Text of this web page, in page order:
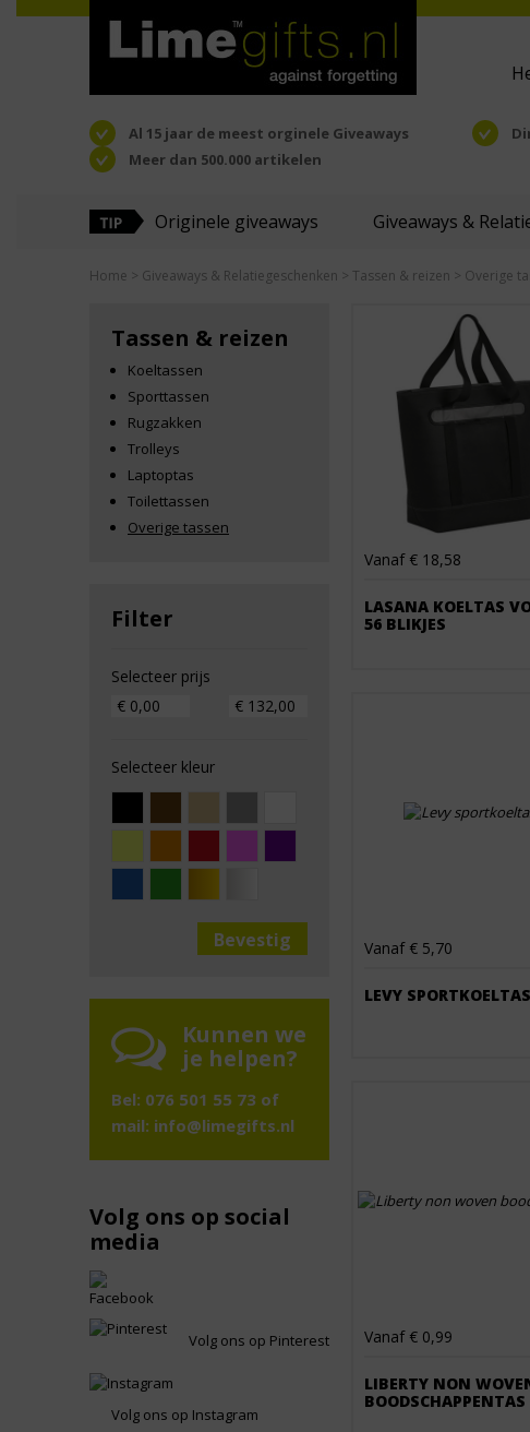
Al 15 jaar de meest orginele Giveaways
Meer dan 500.000 artikelen
Originele giveaways Giveaways &
Home > Giveaways & Relatiegeschenken > Tassen & reizen > Overige
Tassen & reizen
Koeltassen
Sporttassen
Rugzakken
Trolleys
Laptoptas
Toilettassen
Overige tassen
Filter
Selecteer prijs
Selecteer kleur
Kunnen we
je helpen?
Bel: 076 501 55 73 of
mail: info@limegifts.nl
Volg ons op social
media
Volg ons op Pinterest
Volg ons op Instagram
Vanaf € 18,58
LASANA KOELTAS
56 BLIKJES
Vanaf € 5,70
LEVY SPORTKOELTAS
Vanaf € 0,99
LIBERTY NON
BOODSCHAPPENTAS